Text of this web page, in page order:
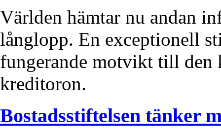
Världen hämtar nu andan
långlopp. En exceptionell
fungerande motvikt till den
kreditoron.
Bostadsstiftelsen tänker